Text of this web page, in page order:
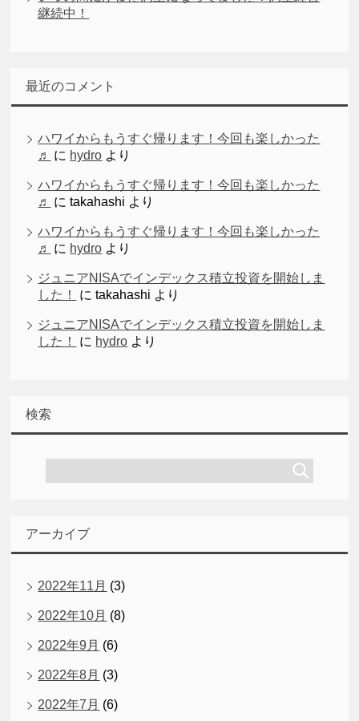
継続中！
最近のコメント
ハワイからもうすぐ帰ります！今回も楽しかった
♬
に hydro より
ハワイからもうすぐ帰ります！今回も楽しかった
♬
にtakahashi より
ハワイからもうすぐ帰ります！今回も楽しかった
♬
に hydro より
ジュニアNISAでインデックス積立投資を開始しま
した！
にtakahashi より
ジュニアNISAでインデックス積立投資を開始しま
した！
に hydro より
検索
アーカイブ
2022年11月 (3)
2022年10月 (8)
2022年9月 (6)
2022年8月 (3)
2022年7月 (6)